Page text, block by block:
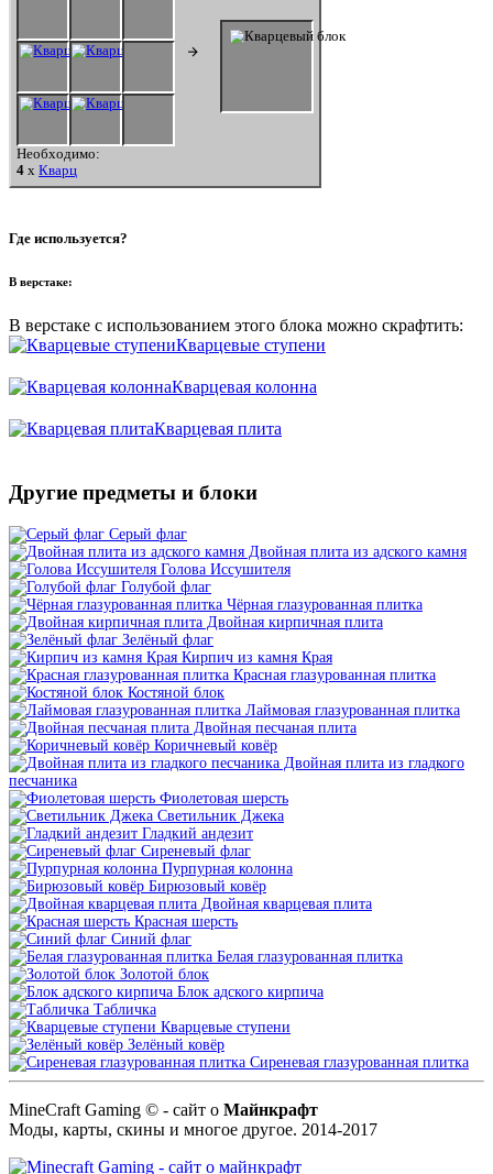
4xКварц
Где используется?
В верстаке:
В верстаке с использованием этого блока можно скрафтить:
Кварцевые ступени
Кварцевая колонна
Кварцевая плита
Другие предметы и блоки
Серый флаг
Двойная плита из адского камня
Голова Иссушителя
Голубой флаг
Чёрная глазурованная плитка
Двойная кирпичная плита
Зелёный флаг
Кирпич из камня Края
Красная глазурованная плитка
Костяной блок
Лаймовая глазурованная плитка
Двойная песчаная плита
Коричневый ковёр
Двойная плита из гладкого
песчаника
Фиолетовая шерсть
Светильник Джека
Гладкий андезит
Сиреневый флаг
Пурпурная колонна
Бирюзовый ковёр
Двойная кварцевая плита
Красная шерсть
Синий флаг
Белая глазурованная плитка
Золотой блок
Блок адского кирпича
Табличка
Кварцевые ступени
Зелёный ковёр
Сиреневая глазурованная плитка
MineCraft Gaming © - сайт о Майнкрафт
Моды, карты, скины и многое другое. 2014-2017